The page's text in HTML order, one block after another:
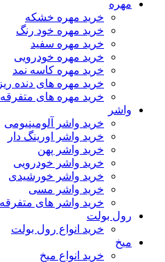
مهره
خرید مهره خشکه
خرید مهره خود رنگ
خرید مهره سفید
خرید مهره خودرویی
خرید مهره کاسه نمد
خرید مهره های دنده ریز
خرید مهره های متفرقه
واشر
خرید واشر آلومینیومی
خرید واشر اورینگ دار
خرید واشر پهن
خرید واشر خودرویی
خرید واشر خورشیدی
خرید واشر مسی
خرید واشر های متفرقه
رول بولت
خرید انواع رول بولت
میخ
خرید انواع میخ